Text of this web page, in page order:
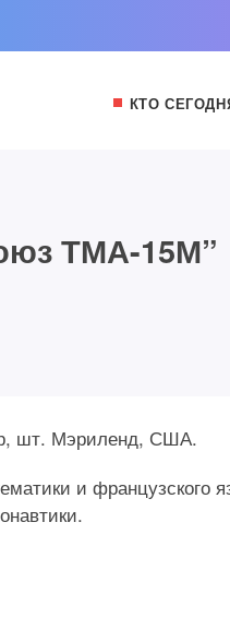
КТО
ТМА-15М”
шт. Мэриленд, США.
и французского